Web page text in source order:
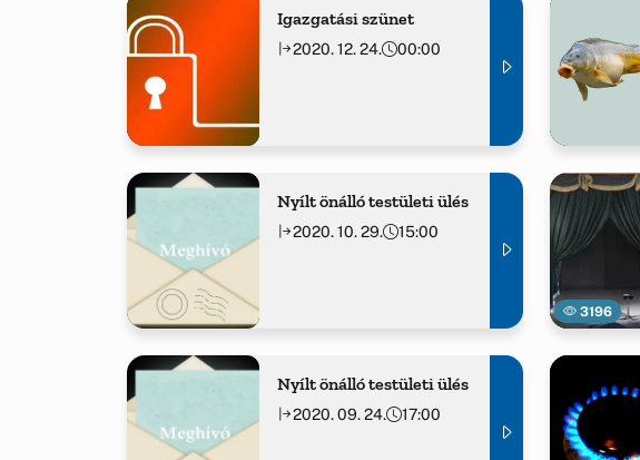
Igazgatási szünet
2020. 12. 24. 00:00
Nyílt önálló testületi ülés
2020. 10. 29. 15:00
3196
Nyílt önálló testületi ülés
2020. 09. 24. 17:00